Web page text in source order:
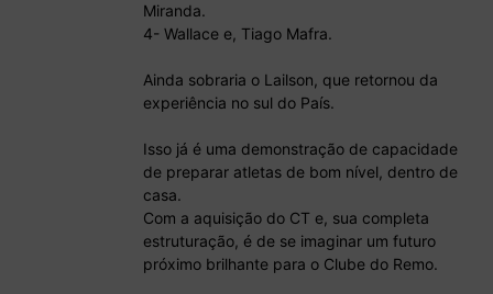
Miranda.
4- Wallace e, Tiago Mafra.
Ainda sobraria o Lailson, que retornou da
experiência no sul do País.
Isso já é uma demonstração de capacidade
de preparar atletas de bom nível, dentro de
casa.
Com a aquisição do CT e, sua completa
estruturação, é de se imaginar um futuro
próximo brilhante para o Clube do Remo.